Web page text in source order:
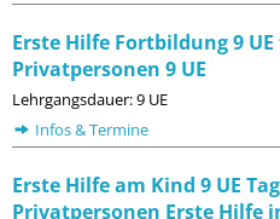
Erste Hilfe Fortbildung 9
Privatpersonen 9 UE
Lehrgangsdauer: 9 UE
Infos & Termine
Erste Hilfe am Kind 9 UE
Privatpersonen Erste Hilfe